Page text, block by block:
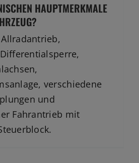
HAUPTMERKMALE
verschiedene
und
Fahrantrieb mit